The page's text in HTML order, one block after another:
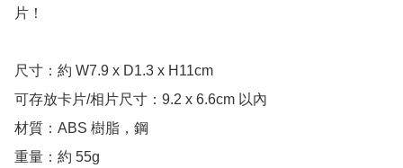
片！
尺寸：約 W7.9 x D1.3 x H11cm
可存放卡片/相片尺寸：9.2 x 6.6cm 以內
材質：ABS 樹脂，鋼
重量：約 55g